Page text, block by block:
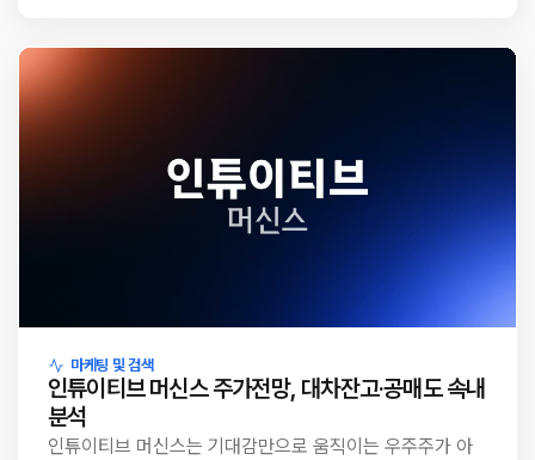
마케팅 및 검색
인튜이티브 머신스 주가전망, 대차잔고·공매도 속내
분석
인튜이티브 머신스는 기대감만으로 움직이는 우주주가 아